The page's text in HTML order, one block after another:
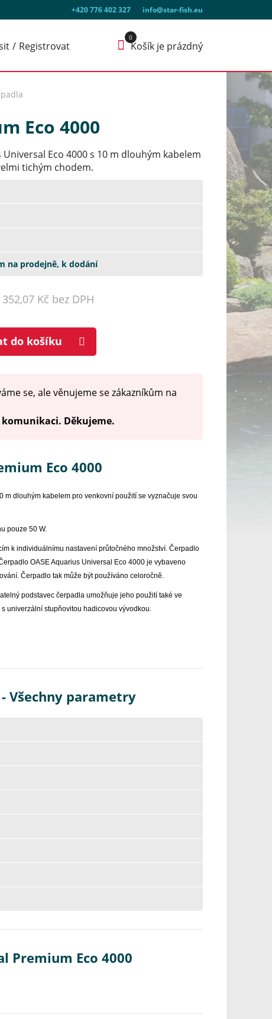
+420 776 402 327 info@star-fish.eu
Registrovat Košík je prázdný
Eco 4000
Eco 4000 s 10 m dlouhým kabelem
tichým chodem.
na prodejně, k dodání
352,07 Kč bez DPH
do košíku
se, ale věnujeme se zákazníkům na
Děkujeme.
Eco 4000
dlouhým kabelem pro venkovní použití se vyznačuje svou
pouze 50 W.
k individuálnímu nastavení průtočného množství. Čerpadlo
OASE Aquarius Universal Eco 4000 je vybaveno
Čerpadlo tak může být používáno celoročně.
podstavec čerpadla umožňuje jeho použití také ve
univerzální stupňovitou hadicovou vývodkou.
Všechny parametry
Premium Eco 4000